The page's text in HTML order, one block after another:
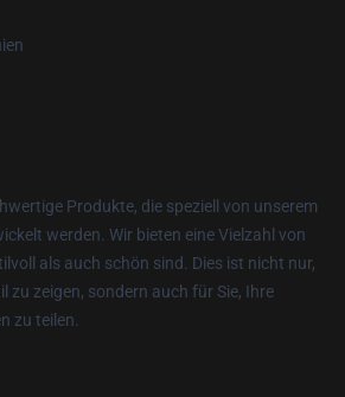
Produkte, die speziell von unserem
werden. Wir bieten eine Vielzahl von
als auch schön sind. Dies ist nicht nur,
zu zeigen, sondern auch für Sie, Ihre
zu teilen.